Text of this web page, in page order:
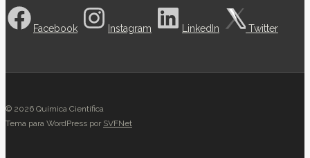
Facebook Instagram LinkedIn Twitter
© 2026 Química Científica
Tema para WordPress por SVFNet